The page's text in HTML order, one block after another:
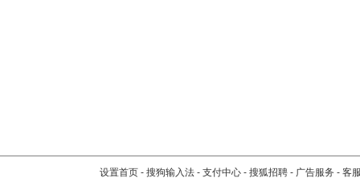
设置首页 - 搜狗输入法 - 支付中心 - 搜狐招聘 - 广告服务 - 客